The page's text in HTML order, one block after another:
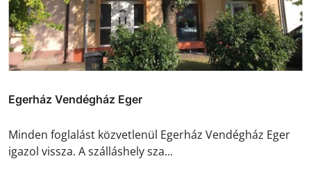
Egerház Vendégház Eger
Minden foglalást közvetlenül Egerház Vendégház Eger
igazol vissza. A szálláshely sza...